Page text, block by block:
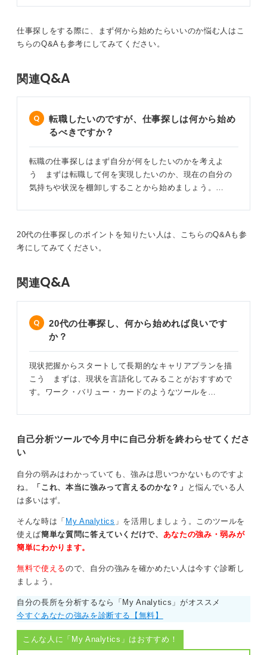
仕事探しをする際に、まず何から始めたらいいのか悩む人はこ
ちらのQ&Aも参考にしてみてください。
関連Q&A
転職したいのですが、仕事探しは何から始め
るべきですか？
転職の仕事探しはまず自分が何をしたいのかを考えよ
う まずは転職して何を実現したいのか、現在の自分の
気持ちや状況を棚卸しすることから始めましょう。…
20代の仕事探しのポイントを知りたい人は、こちらのQ&Aも参
考にしてみてください。
関連Q&A
20代の仕事探し、何から始めれば良いです
か？
現状把握からスタートして長期的なキャリアプランを描
こう まずは、現状を言語化してみることがおすすめで
す。ワーク・バリュー・カードのようなツールを…
自己分析ツールで今月中に自己分析を終わらせてくださ
い
自分の弱みはわかっていても、強みは思いつかないものですよ
ね。
「これ、本当に強みって言えるのかな？」
と悩んでいる人
は多いはず。
そんな時は「 My Analytics 」を活用しましょう。このツールを
使えば簡単な質問に答えていくだけで、 あなたの強み・弱みが
簡単にわかります。
無料で使えるので、自分の強みを確かめたい人は今すぐ診断し
ましょう。
自分の長所を分析するなら「My Analytics」がオススメ
今すぐあなたの強みを診断する【無料】
こんな人に「My Analytics」はおすすめ！